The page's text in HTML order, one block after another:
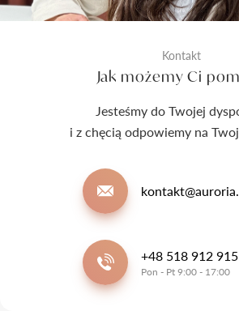
Kontakt
Jak możemy Ci
Jesteśmy do Twojej
i z chęcią odpowiemy na
+48 518 912 915
Pon - Pt 9:00 - 17:00